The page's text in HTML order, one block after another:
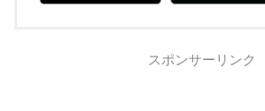
スポンサーリンク